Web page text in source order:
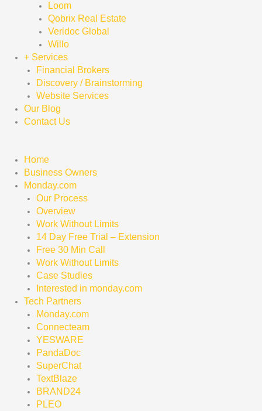
Loom
Qobrix Real Estate
Veridoc Global
Willo
+ Services
Financial Brokers
Discovery / Brainstorming
Website Services
Our Blog
Contact Us
Home
Business Owners
Monday.com
Our Process
Overview
Work Without Limits
14 Day Free Trial – Extension
Free 30 Min Call
Work Without Limits
Case Studies
Interested in monday.com
Tech Partners
Monday.com
Connecteam
YESWARE
PandaDoc
SuperChat
TextBlaze
BRAND24
PLEO